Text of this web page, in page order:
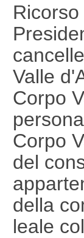
Valle
Corpo
Corpo
del
della
leale